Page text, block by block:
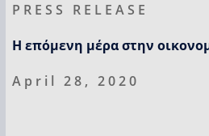
PRESS RELEASE
Η επόμενη μέρα στην
April 28, 2020